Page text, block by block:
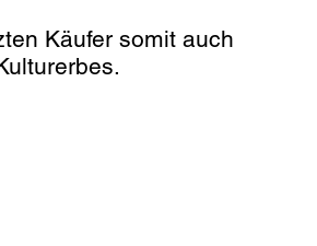
Käufer somit auch